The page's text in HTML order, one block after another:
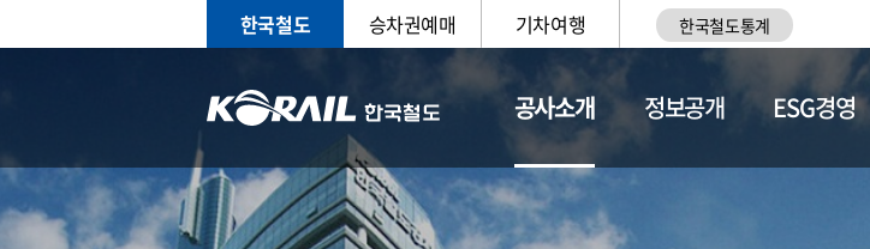
한국철도 승차권예매 기차여행 한국철도통계
공사소개
CEO 일반현황
정보공개 ESG경영